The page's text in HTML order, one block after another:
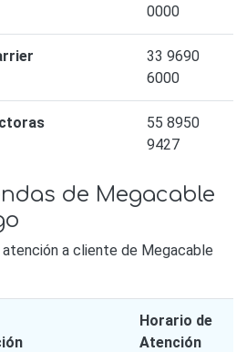
0000
33 9690
6000
55 8950
9427
de Megacable
a cliente de Megacable
Horario de
Atención